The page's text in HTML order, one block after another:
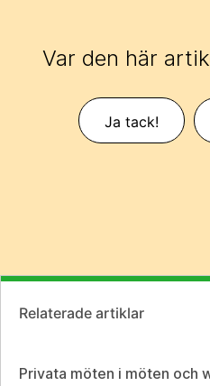
Var den här
Ja tack!
Relaterade artiklar
Privata möten i möten och